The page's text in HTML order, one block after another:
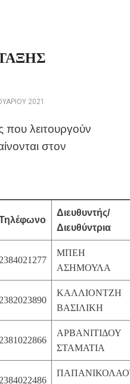
2021
λειτουργούν
στον
Διευθυντής/
Διευθύντρια
2384021277
ΜΠΕΗ
ΑΣΗΜΟΥΛΑ
2382023890
ΚΑΛΛΙΟΝΤΖΗ
ΒΑΣΙΛΙΚΗ
2381022866
ΑΡΒΑΝΙΤΙΔΟΥ
ΣΤΑΜΑΤΙΑ
2384022486